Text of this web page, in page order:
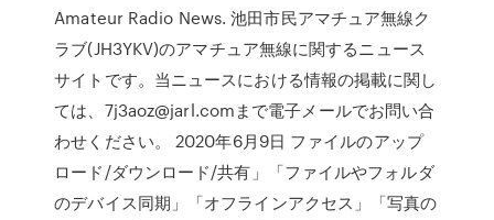
Amateur Radio News. 池田市民アマチュア無線ク
ラブ(JH3YKV)のアマチュア無線に関するニュース
サイトです。当ニュースにおける情報の掲載に関し
ては、7j3aoz@jarl.comまで電子メールでお問い合
わせください。 2020年6月9日 ファイルのアップ
ロード/ダウンロード/共有」「ファイルやフォルダ
のデバイス同期」「オフラインアクセス」「写真の